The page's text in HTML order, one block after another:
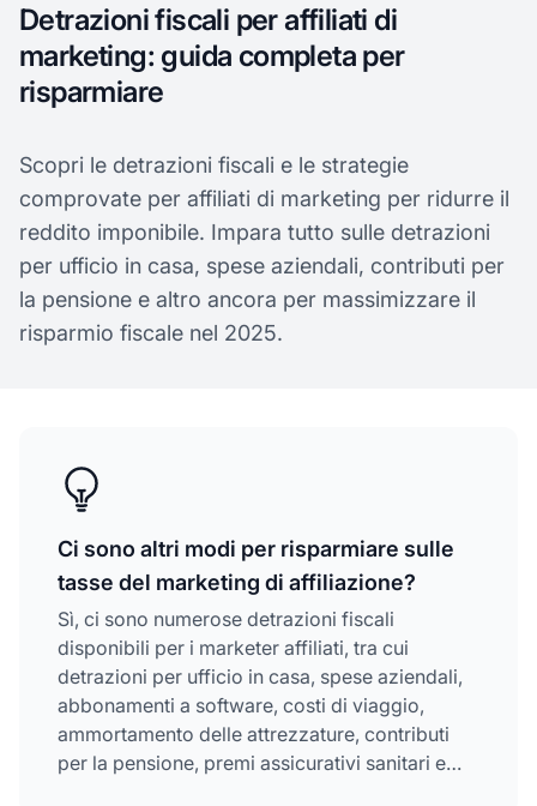
Detrazioni fiscali per affiliati di
marketing: guida completa per
risparmiare
Scopri le detrazioni fiscali e le strategie
comprovate per affiliati di marketing per ridurre il
reddito imponibile. Impara tutto sulle detrazioni
per ufficio in casa, spese aziendali, contributi per
la pensione e altro ancora per massimizzare il
risparmio fiscale nel 2025.
Ci sono altri modi per risparmiare sulle
tasse del marketing di affiliazione?
Sì, ci sono numerose detrazioni fiscali
disponibili per i marketer affiliati, tra cui
detrazioni per ufficio in casa, spese aziendali,
abbonamenti a software, costi di viaggio,
ammortamento delle attrezzature, contributi
per la pensione, premi assicurativi sanitari e